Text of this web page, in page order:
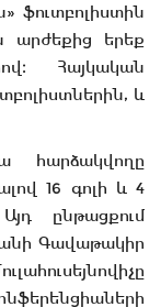
ֆուտբոլիստին
արժեքից երեք
Հայկական
և
հարձակվողը
16 գոլի և 4
ընթացքում
Գավաթակիր